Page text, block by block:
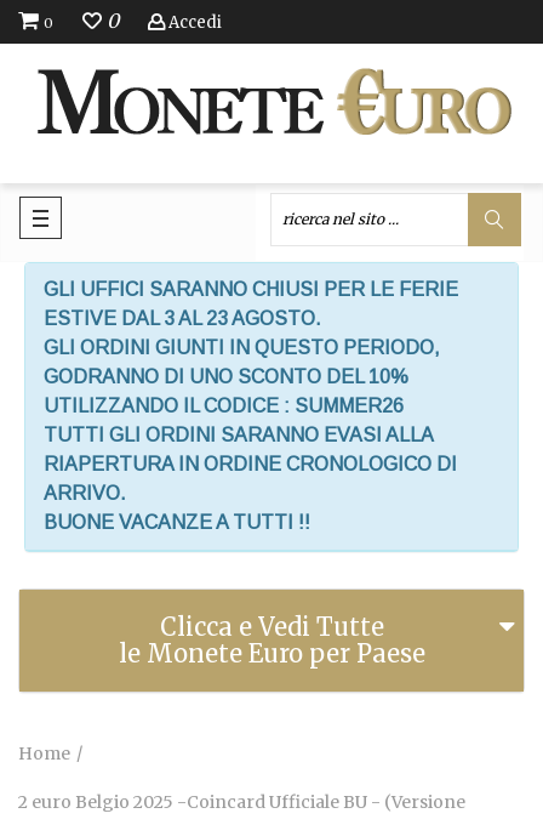
0 0 Accedi
GLI UFFICI SARANNO CHIUSI PER LE FERIE
ESTIVE DAL 3 AL 23 AGOSTO.
GLI ORDINI GIUNTI IN QUESTO PERIODO,
GODRANNO DI UNO SCONTO DEL 10%
UTILIZZANDO IL CODICE : SUMMER26
TUTTI GLI ORDINI SARANNO EVASI ALLA
RIAPERTURA IN ORDINE CRONOLOGICO DI
ARRIVO.
BUONE VACANZE A TUTTI !!
Clicca e Vedi Tutte
le Monete Euro per Paese
Home
2 euro Belgio 2025 -Coincard Ufficiale BU - (Versione